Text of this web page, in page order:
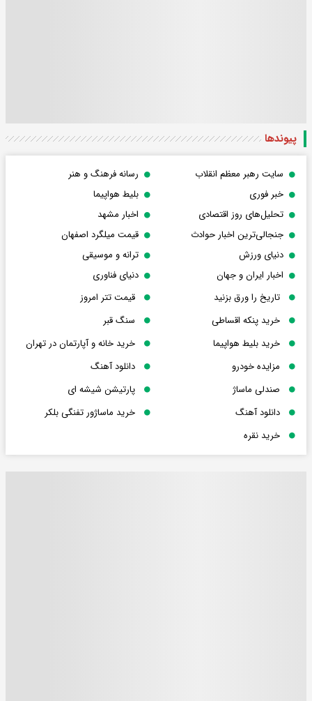
پیوندها
سایت رهبر معظم انقلاب
رسانه فرهنگ و هنر
خبر فوری
بلیط هواپیما
تحلیل‌های روز اقتصادی
اخبار مشهد
جنجالی‌ترین اخبار حوادث
قیمت میلگرد اصفهان
دنیای ورزش
ترانه و موسیقی
اخبار ایران و جهان
دنیای فناوری
تاریخ را ورق بزنید
قیمت تتر امروز
خرید پنکه اقساطی
سنگ قبر
خرید بلیط هواپیما
خرید خانه و آپارتمان در تهران
مزایده خودرو
دانلود آهنگ
صندلی ماساژ
پارتیشن شیشه ای
دانلود آهنگ
خرید ماساژور تفنگی بلکر
خرید نقره